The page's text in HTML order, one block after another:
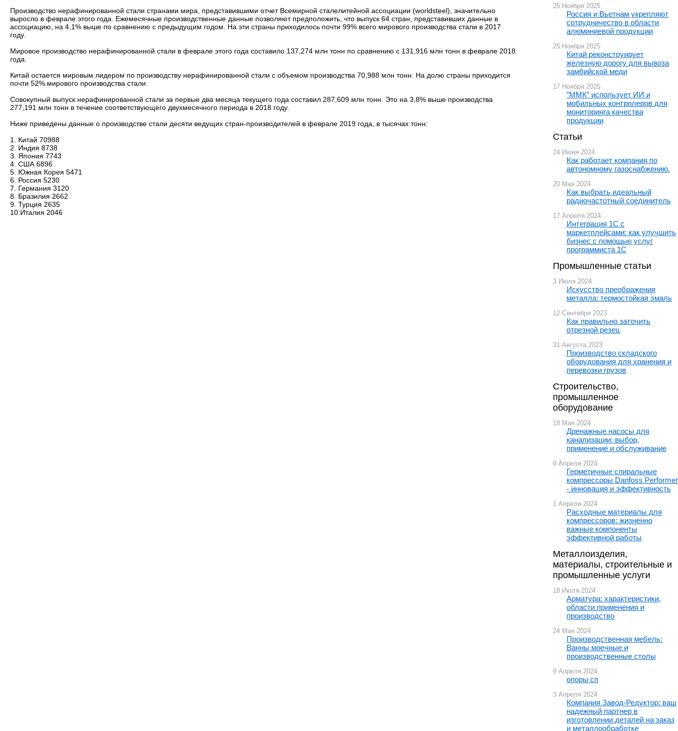
25 Ноября 2025
Россия и Вьетнам укрепляют
сотрудничество в области
алюминиевой продукции
25 Ноября 2025
Китай реконструирует
железную дорогу для вывоза
замбийской меди
17 Ноября 2025
”ММК” использует ИИ и
мобильных контролеров для
мониторинга качества
продукции
Статьи
24 Июня 2024
Как работает компания по
автономному газоснабжению.
20 Мая 2024
Как выбрать идеальный
радиочастотный соединитель
17 Апреля 2024
Интеграция 1С с
маркетплейсами: как улучшить
бизнес с помощью услуг
программиста 1С
Промышленные статьи
3 Июля 2024
Искусство преображения
металла: термостойкая эмаль
12 Сентября 2023
Как правильно заточить
отрезной резец
31 Августа 2023
Производство складского
оборудования для хранения и
перевозки грузов
Строительство,
промышленное
оборудование
18 Мая 2024
Дренажные насосы для
канализации: выбор,
применение и обслуживание
9 Апреля 2024
Герметичные спиральные
компрессоры Danfoss Performer
- инновация и эффективность
1 Апреля 2024
Расходные материалы для
компрессоров: жизненно
важные компоненты
эффективной работы
Металлоизделия,
материалы, строительные и
промышленные услуги
18 Июля 2024
Арматура: характеристики,
области применения и
производство
24 Мая 2024
Производственная мебель:
Ванны моечные и
производственные столы
9 Апреля 2024
опоры сп
3 Апреля 2024
Компания Завод-Редуктор: ваш
надежный партнер в
изготовлении деталей на заказ
и металлообработке
Производство нерафинированной стали странами мира, представившими отчет Всемирной сталелитейной ассоциации (worldsteel), значительно
выросло в феврале этого года. Ежемесячные производственные данные позволяют предположить, что выпуск 64 стран, представивших данные в
ассоциацию, на 4,1% выше по сравнению с предыдущим годом. На эти страны приходилось почти 99% всего мирового производства стали в 2017
году.
Мировое производство нерафинированной стали в феврале этого года составило 137,274 млн тонн по сравнению с 131,916 млн тонн в феврале 2018
года.
Китай остается мировым лидером по производству нерафинированной стали с объемом производства 70,988 млн тонн. На долю страны приходится
почти 52% мирового производства стали.
Совокупный выпуск нерафинированной стали за первые два месяца текущего года составил 287,609 млн тонн. Это на 3,8% выше производства
277,191 млн тонн в течение соответствующего двухмесячного периода в 2018 году.
Ниже приведены данные о производстве стали десяти ведущих стран-производителей в феврале 2019 года, в тысячах тонн:
1. Китай 70988
2. Индия 8738
3. Япония 7743
4. США 6896
5. Южная Корея 5471
6. Россия 5230
7. Германия 3120
8. Бразилия 2662
9. Турция 2635
10.Италия 2046